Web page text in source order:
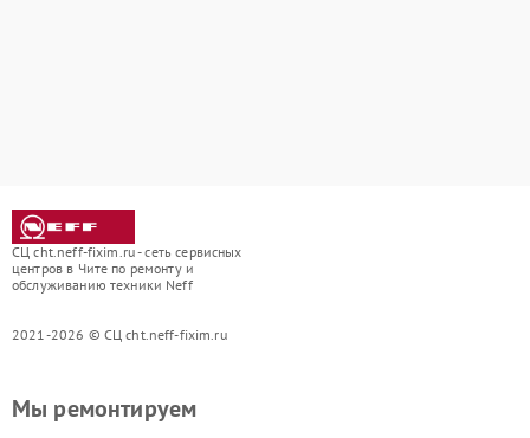
СЦ cht.neff-fixim.ru - сеть сервисных
центров в Чите по ремонту и
обслуживанию техники Neff
2021-2026 © СЦ cht.neff-fixim.ru
Мы ремонтируем